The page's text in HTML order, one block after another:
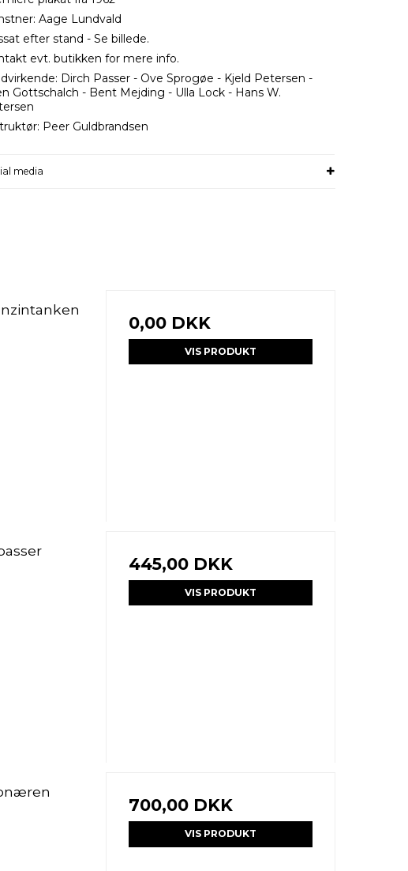
Aage Lundvald
efter stand - Se billede.
evt. butikken for mere info.
Dirch Passer - Ove Sprogøe - Kjeld Petersen -
Gottschalch - Bent Mejding - Ulla Lock - Hans W.
Peer Guldbrandsen
media
0,00 DKK
VIS PRODUKT
445,00 DKK
VIS PRODUKT
700,00 DKK
VIS PRODUKT